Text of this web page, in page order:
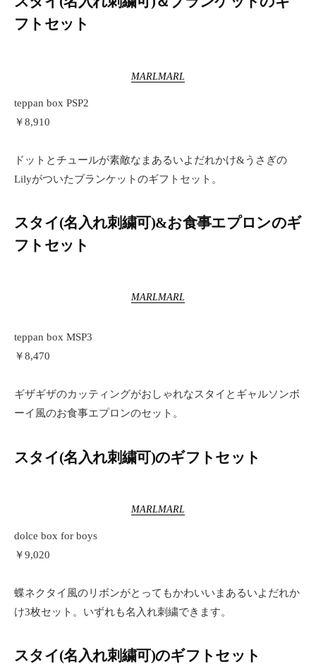
フトセット
MARLMARL
teppan box PSP2
￥8,910
ドットとチュールが素敵なまあるいよだれかけ&うさぎの
Lilyがついたブランケットのギフトセット。
スタイ(名入れ刺繍可)&お食事エプロンのギ
フトセット
MARLMARL
teppan box MSP3
￥8,470
ギザギザのカッティングがおしゃれなスタイとギャルソンボ
ーイ風のお食事エプロンのセット。
スタイ(名入れ刺繍可)のギフトセット
MARLMARL
dolce box for boys
￥9,020
蝶ネクタイ風のリボンがとってもかわいいまあるいよだれか
け3枚セット。いずれも名入れ刺繍できます。
スタイ(名入れ刺繍可)のギフトセット